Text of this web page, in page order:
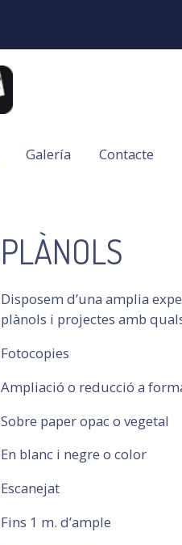
Galería
Contacte
PLÀNOLS
Disposem d’una amplia
plànols i projectes amb
Fotocopies
Ampliació o reducció a
Sobre paper opac o vegetal
En blanc i negre o color
Escanejat
Fins 1 m. d’ample